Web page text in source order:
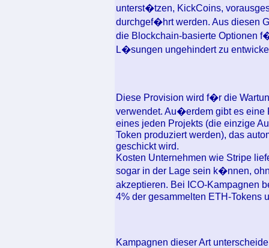
unterst�tzen, KickCoins,
durchgef�hrt werden. Aus diesen
die Blockchain-basierte Optionen
L�sungen ungehindert zu
Diese Provision wird f�r die
verwendet. Au�erdem gibt es eine
eines jeden Projekts (die einzige
Token produziert werden), das
geschickt wird.
Kosten Unternehmen wie Stripe
sogar in der Lage sein k�nnen,
akzeptieren. Bei ICO-Kampagnen
4% der gesammelten ETH-Tokens
Kampagnen dieser Art